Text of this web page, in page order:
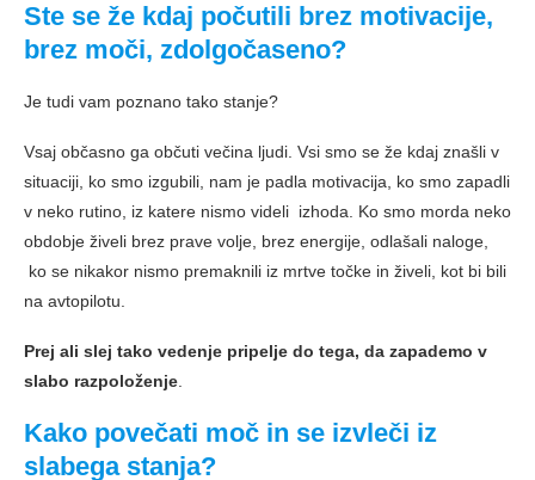
Ste se že kdaj počutili brez motivacije,
brez moči, zdolgočaseno?
Je tudi vam poznano tako stanje?
Vsaj občasno ga občuti večina ljudi. Vsi smo se že kdaj znašli v
situaciji, ko smo izgubili, nam je padla motivacija, ko smo zapadli
v neko rutino, iz katere nismo videli izhoda. Ko smo morda neko
obdobje živeli brez prave volje, brez energije, odlašali naloge,
ko se nikakor nismo premaknili iz mrtve točke in živeli, kot bi bili
na avtopilotu.
Prej ali slej tako vedenje pripelje do tega, da zapademo v
slabo razpoloženje.
Kako povečati moč in se izvleči iz
slabega stanja?